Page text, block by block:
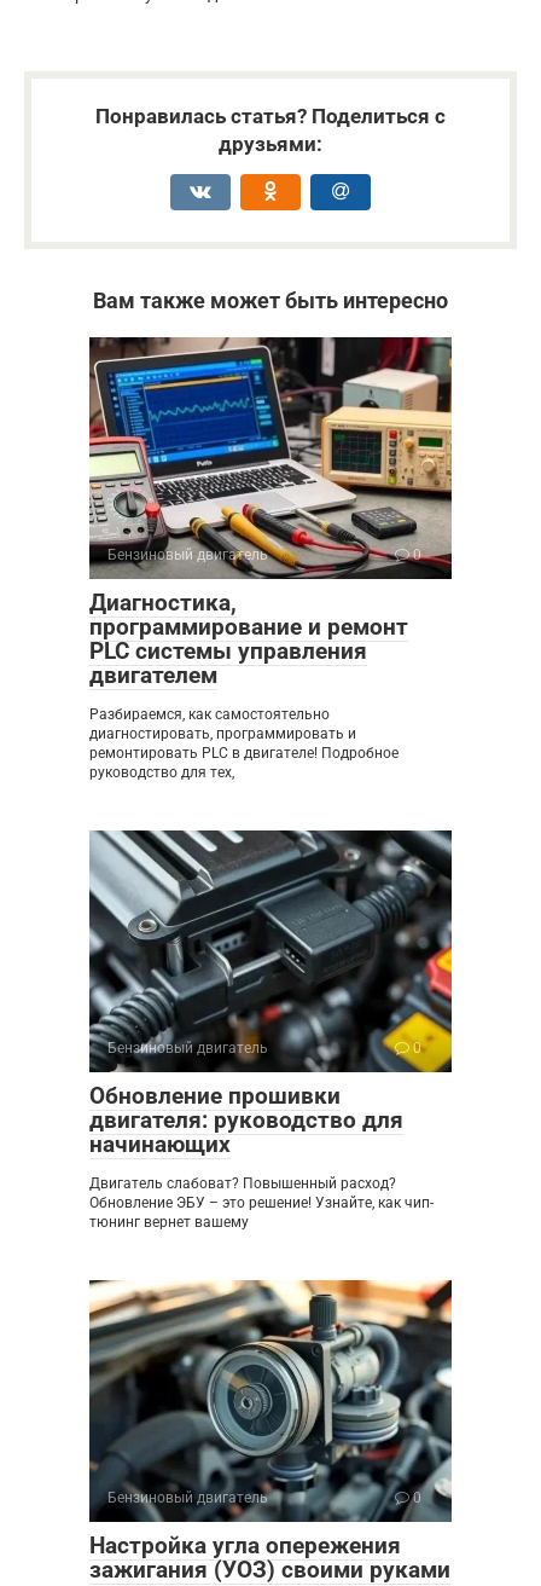
Понравилась статья? Поделиться с
друзьями:
Вам также может быть интересно
Бензиновый двигатель 0
Диагностика,
программирование и ремонт
PLC системы управления
двигателем
Разбираемся, как самостоятельно
диагностировать, программировать и
ремонтировать PLC в двигателе! Подробное
руководство для тех,
Бензиновый двигатель 0
Обновление прошивки
двигателя: руководство для
начинающих
Двигатель слабоват? Повышенный расход?
Обновление ЭБУ – это решение! Узнайте, как чип-
тюнинг вернет вашему
Бензиновый двигатель 0
Настройка угла опережения
зажигания (УОЗ) своими руками